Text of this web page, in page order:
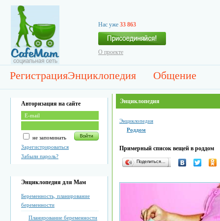
Нас уже 33 863
О проекте
РегистрацияЭнциклопедия Общение
Авторизация на сайте
не запоминать
Зарегистрироваться
Забыли пароль?
Энциклопедия для Мам
Беременность, планирование
беременности
Планирование беременности
Энциклопедия
Энциклопедия
Роддом
Примерный список вещей в роддом
Поделиться…